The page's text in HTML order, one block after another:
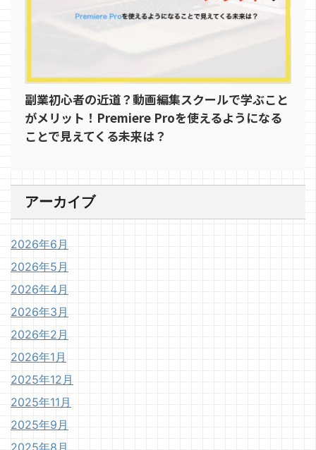
副業初心者の近道？動画編集スクールで学ぶこと
がメリット！Premiere Proを使えるようになる
ことで見えてくる未来は？
アーカイブ
2026年6月
2026年5月
2026年4月
2026年3月
2026年2月
2026年1月
2025年12月
2025年11月
2025年9月